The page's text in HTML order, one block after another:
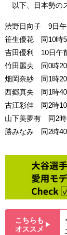
以下、日本勢の
渋野日向子 9日午
笹生優花 同10時
吉田優利 10日午
竹田麗央 同0時
畑岡奈紗 同1時
西郷真央 同1時
古江彩佳 同2時
山下美夢有 同2時
勝みなみ 同2時40
こちらも
オススメ ▶︎